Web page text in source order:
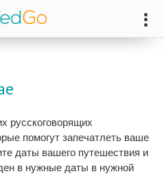
русскоговорящих
помогут запечатлеть ваше
даты вашего путешествия и
в нужные даты в нужной